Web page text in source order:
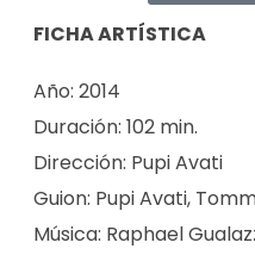
FICHA ARTÍSTICA
Año: 2014
Duración: 102 min.
Dirección: Pupi Avati
Guion: Pupi Avati,
Música: Raphael